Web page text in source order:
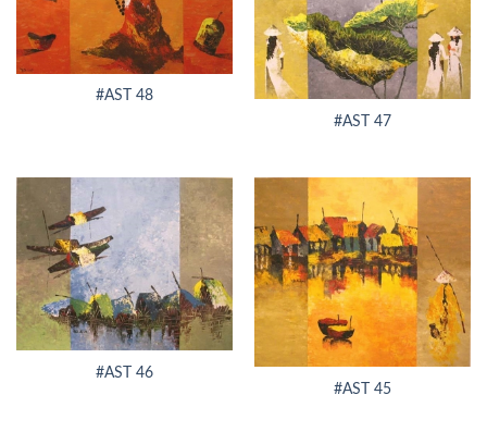
#AST 48
#AST 47
#AST 46
#AST 45